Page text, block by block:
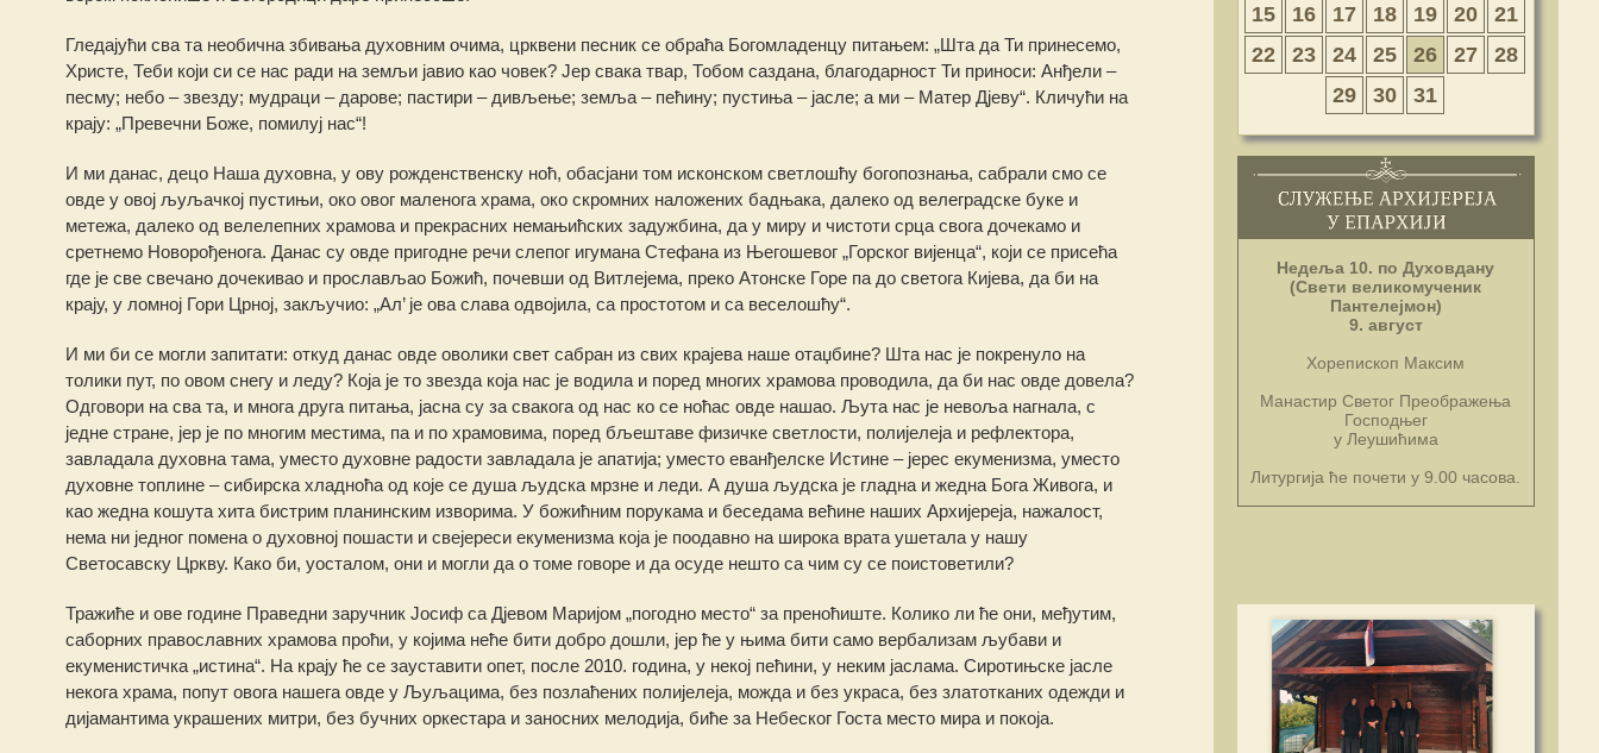
Гледајући сва та необична збивања духовним очима, црквени песник се обраћа Богомладенцу питањем: „Шта да Ти принесемо,
Христе, Теби који си се нас ради на земљи јавио као човек? Јер свака твар, Тобом саздана, благодарност Ти приноси: Анђели –
песму; небо – звезду; мудраци – дарове; пастири – дивљење; земља – пећину; пустиња – јасле; а ми – Матер Дјеву“. Кличући на
крају: „Превечни Боже, помилуј нас“!
И ми данас, децо Наша духовна, у ову рожденственску ноћ, обасјани том исконском светлошћу богопознања, сабрали смо се
овде у овој љуљачкој пустињи, око овог маленога храма, око скромних наложених бадњака, далеко од велеградске буке и
метежа, далеко од велелепних храмова и прекрасних немањићских задужбина, да у миру и чистоти срца свога дочекамо и
сретнемо Новорођенога. Данас су овде пригодне речи слепог игумана Стефана из Његошевог „Горског вијенца“, који се присећа
где је све свечано дочекивао и прослављао Божић, почевши од Витлејема, преко Атонске Горе па до светога Кијева, да би на
крају, у ломној Гори Црној, закључио: „Ал’ је ова слава одвојила, са простотом и са веселошћу“.
И ми би се могли запитати: откуд данас овде оволики свет сабран из свих крајева наше отаџбине? Шта нас је покренуло на
толики пут, по овом снегу и леду? Која је то звезда која нас је водила и поред многих храмова проводила, да би нас овде довела?
Одговори на сва та, и многа друга питања, јасна су за свакога од нас ко се ноћас овде нашао. Љута нас је невоља нагнала, с
једне стране, јер је по многим местима, па и по храмовима, поред бљештаве физичке светлости, полијелеја и рефлектора,
завладала духовна тама, уместо духовне радости завладала је апатија; уместо еванђелске Истине – јерес екуменизма, уместо
духовне топлине – сибирска хладноћа од које се душа људска мрзне и леди. А душа људска је гладна и жедна Бога Живога, и
као жедна кошута хита бистрим планинским изворима. У божићним порукама и беседама већине наших Архијереја, нажалост,
нема ни једног помена о духовној пошасти и свејереси екуменизма која је поодавно на широка врата ушетала у нашу
Светосавску Цркву. Како би, уосталом, они и могли да о томе говоре и да осуде нешто са чим су се поистоветили?
Тражиће и ове године Праведни заручник Јосиф са Дјевом Маријом „погодно место“ за преноћиште. Колико ли ће они, међутим,
саборних православних храмова проћи, у којима неће бити добро дошли, јер ће у њима бити само вербализам љубави и
екуменистичка „истина“. На крају ће се зауставити опет, после 2010. година, у некој пећини, у неким јаслама. Сиротињске јасле
некога храма, попут овога нашега овде у Љуљацима, без позлаћених полијелеја, можда и без украса, без златотканих одежди и
дијамантима украшених митри, без бучних оркестара и заносних мелодија, биће за Небеског Госта место мира и покоја.
15
16 17 18 19 20
21
22
23 24 25 26 27
28
29
30 31
Недеља 10. по Духовдану
(Свети великомученик
Пантелејмон)
9. август
Хорепископ Максим
Манастир Светог Преображења
Господњег
у Леушићима
Литургија ће почети у 9.00 часова.